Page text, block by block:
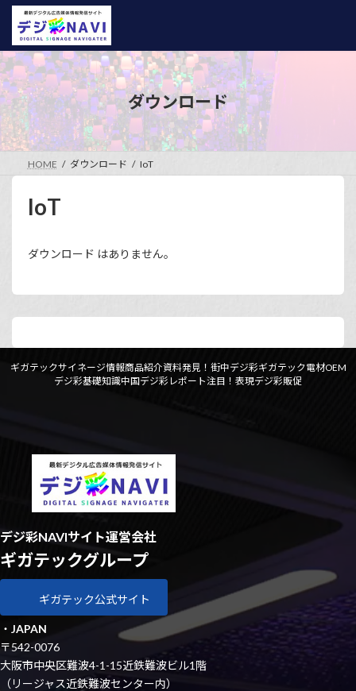
ン
ツ
へ
ス
キ
ッ
プ
ー
シ
ョ
ン
に
移
動
ダウンロード
HOME ダウンロード IoT
IoT
ダウンロード はありません。
ギガテックサイネージ情報商品紹介資料発見！街中デジ彩ギガテック電材OEM
デジ彩基礎知識中国デジ彩レポート注目！表現デジ彩販促
デジ彩NAVIサイト運営会社
ギガテックグループ
ギガテック公式サイト
・ JAPAN
〒542-0076
大阪市中央区難波4-1-15近鉄難波ビル1階
（リージャス近鉄難波センター内）